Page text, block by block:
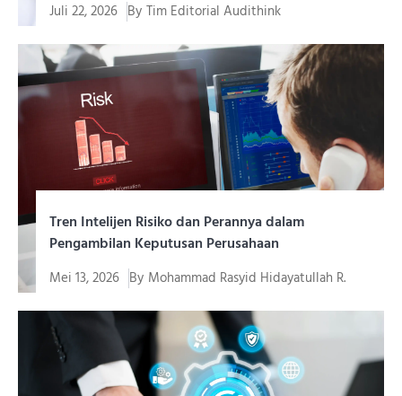
Juli 22, 2026 By Tim Editorial Audithink
Menjalankan aplikasi audit mutu internal yang tepat
menjadi kebutuhan mendasar...
Tren Intelijen Risiko dan Perannya dalam
Pengambilan Keputusan Perusahaan
Mei 13, 2026 By Mohammad Rasyid Hidayatullah R.
Di era bisnis yang semakin kompleks dan penuh
ketidakpastian, perusahaan...